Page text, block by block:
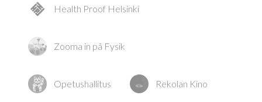
Health Proof Helsinki
Zooma in på Fysik
Opetushallitus Rekolan Kino